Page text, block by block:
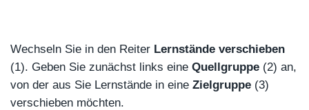
Wechseln Sie in den Reiter Lernstände verschieben
(1). Geben Sie zunächst links eine Quellgruppe (2) an,
von der aus Sie Lernstände in eine Zielgruppe (3)
verschieben möchten.